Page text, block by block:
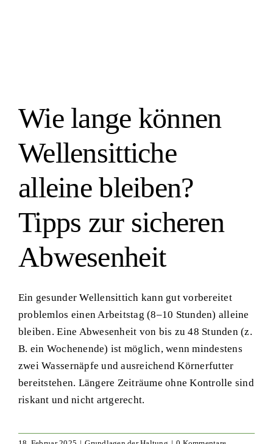
Wie lange können
Wellensittiche
alleine bleiben?
Tipps zur sicheren
Abwesenheit
Ein gesunder Wellensittich kann gut vorbereitet
problemlos einen Arbeitstag (8–10 Stunden) alleine
bleiben. Eine Abwesenheit von bis zu 48 Stunden (z.
B. ein Wochenende) ist möglich, wenn mindestens
zwei Wassernäpfe und ausreichend Körnerfutter
bereitstehen. Längere Zeiträume ohne Kontrolle sind
riskant und nicht artgerecht.